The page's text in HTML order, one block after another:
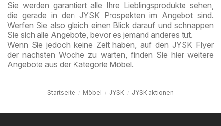
Sie werden garantiert alle Ihre Lieblingsprodukte sehen,
die gerade in den JYSK Prospekten im Angebot sind.
Werfen Sie also gleich einen Blick darauf und schnappen
Sie sich alle Angebote, bevor es jemand anderes tut.
Wenn Sie jedoch keine Zeit haben, auf den JYSK Flyer
der nächsten Woche zu warten, finden Sie hier weitere
Angebote aus der Kategorie Möbel.
Startseite Möbel JYSK JYSK aktionen